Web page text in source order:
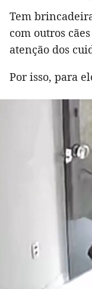
Tem
com outros
atenção dos
Por isso, para